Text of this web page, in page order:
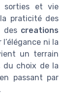
sorties et vie
praticité des
des creations
ni la
un terrain
du choix de la
passant par